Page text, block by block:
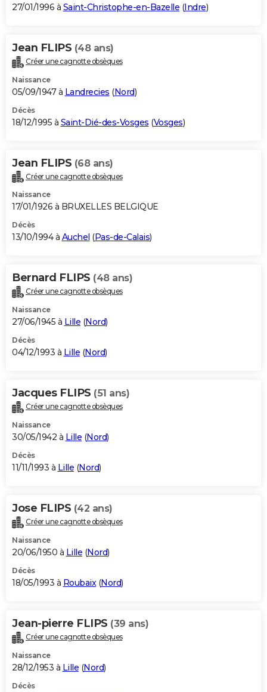
27/01/1996 à Saint-Christophe-en-Bazelle (Indre)
Jean FLIPS (48 ans)
Créer une cagnotte obsèques
Naissance
05/09/1947 à Landrecies (Nord)
Décès
18/12/1995 à Saint-Dié-des-Vosges (Vosges)
Jean FLIPS (68 ans)
Créer une cagnotte obsèques
Naissance
17/01/1926 à BRUXELLES BELGIQUE
Décès
13/10/1994 à Auchel (Pas-de-Calais)
Bernard FLIPS (48 ans)
Créer une cagnotte obsèques
Naissance
27/06/1945 à Lille (Nord)
Décès
04/12/1993 à Lille (Nord)
Jacques FLIPS (51 ans)
Créer une cagnotte obsèques
Naissance
30/05/1942 à Lille (Nord)
Décès
11/11/1993 à Lille (Nord)
Jose FLIPS (42 ans)
Créer une cagnotte obsèques
Naissance
20/06/1950 à Lille (Nord)
Décès
18/05/1993 à Roubaix(Nord)
Jean-pierre FLIPS (39 ans)
Créer une cagnotte obsèques
Naissance
28/12/1953 à Lille (Nord)
Décès